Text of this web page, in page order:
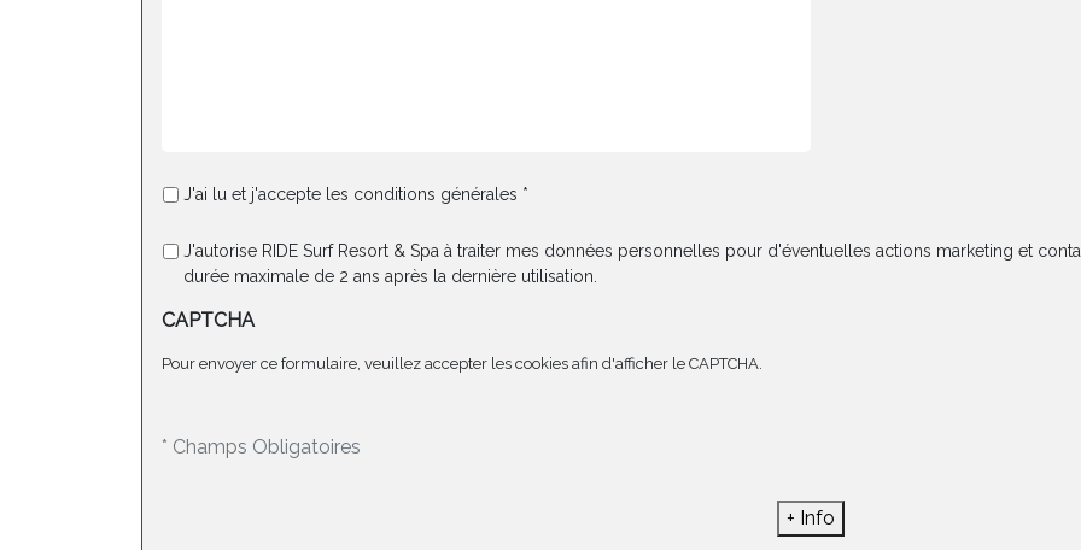
J'ai lu et j'accepte les conditions générales *
J'autorise RIDE Surf Resort & Spa à traiter mes données personnelles pour d'éventuelles actions marketing et
durée maximale de 2 ans après la dernière utilisation.
CAPTCHA
Pour envoyer ce formulaire, veuillez accepter les cookies afin d'afficher le CAPTCHA.
* Champs Obligatoires
+ Info